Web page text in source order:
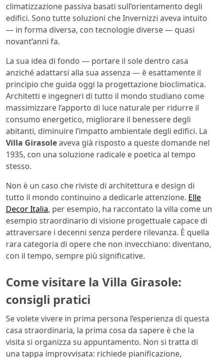
climatizzazione passiva basati sull’orientamento degli
edifici. Sono tutte soluzioni che Invernizzi aveva intuito
— in forma diversa, con tecnologie diverse — quasi
novant’anni fa.
La sua idea di fondo — portare il sole dentro casa
anziché adattarsi alla sua assenza — è esattamente il
principio che guida oggi la progettazione bioclimatica.
Architetti e ingegneri di tutto il mondo studiano come
massimizzare l’apporto di luce naturale per ridurre il
consumo energetico, migliorare il benessere degli
abitanti, diminuire l’impatto ambientale degli edifici. La
Villa Girasoleaveva già risposto a queste domande nel
1935, con una soluzione radicale e poetica al tempo
stesso.
Non è un caso che riviste di architettura e design di
tutto il mondo continuino a dedicarle attenzione. Elle
Decor Italia, per esempio, ha raccontato la villa come un
esempio straordinario di visione progettuale capace di
attraversare i decenni senza perdere rilevanza. È quella
rara categoria di opere che non invecchiano: diventano,
con il tempo, sempre più significative.
Come visitare la Villa Girasole:
consigli pratici
Se volete vivere in prima persona l’esperienza di questa
casa straordinaria, la prima cosa da sapere è che la
visita si organizza su appuntamento. Non si tratta di
una tappa improvvisata: richiede pianificazione,